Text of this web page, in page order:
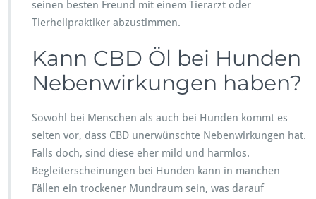
seinen besten Freund mit einem Tierarzt oder
Tierheilpraktiker abzustimmen.
Kann CBD Öl bei Hunden
Nebenwirkungen haben?
Sowohl bei Menschen als auch bei Hunden kommt es
selten vor, dass CBD unerwünschte Nebenwirkungen hat.
Falls doch, sind diese eher mild und harmlos.
Begleiterscheinungen bei Hunden kann in manchen
Fällen ein trockener Mundraum sein, was darauf